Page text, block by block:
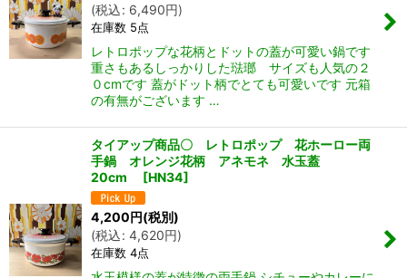
(税込: 6,490円)
在庫数 5点
レトロポップな花柄とドットの蓋が可愛い鍋です
重さもあるしっかりした琺瑯 サイズも人気の２
０cmです 蓋がドット柄でとても可愛いです 元箱
の有無がございます …
タイアップ商品〇 レトロポップ 花ホーロー両
手鍋 オレンジ花柄 アネモネ 水玉蓋
20cm
[HN34]
4,200円(税別)
(税込: 4,620円)
在庫数 4点